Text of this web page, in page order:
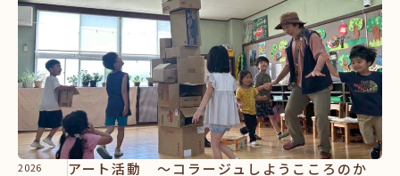
2026
アート活動 ～コラージュしようこころのか